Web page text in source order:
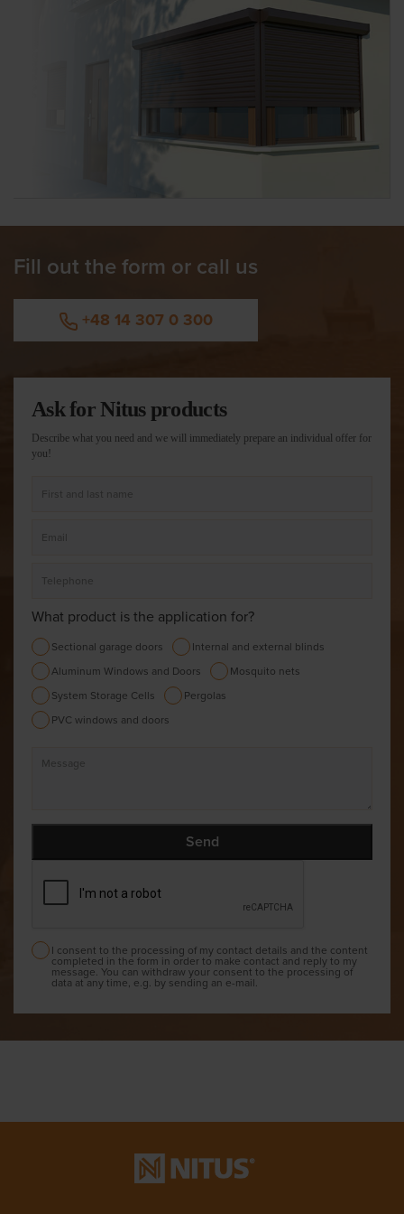
Fill out the form or call us
+48 14 307 0 300
Ask for Nitus products
Describe what you need and we will immediately prepare an individual offer for
you!
What product is the application for?
Sectional garage doors
Internal and external blinds
Aluminum Windows and Doors
Mosquito nets
System Storage Cells
Pergolas
PVC windows and doors
I consent to the processing of my contact details and the content
completed in the form in order to make contact and reply to my
message. You can withdraw your consent to the processing of
data at any time, e.g. by sending an e-mail.